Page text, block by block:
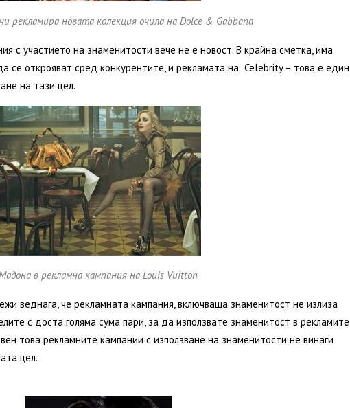
рекламира новата колекция очила на Dolce & Gabbana
с участието на знаменитости вече не е новост. В крайна сметка, има
се открояват сред конкурентите, и рекламата на Celebrity – това е един
на тази цел.
в рекламна кампания на Louis Vuitton
веднага, че рекламната кампания, включваща знаменитост не излиза
с доста голяма сума пари, за да използвате знаменитост в рекламите
това рекламните кампании с използване на знаменитости не винаги
цел.